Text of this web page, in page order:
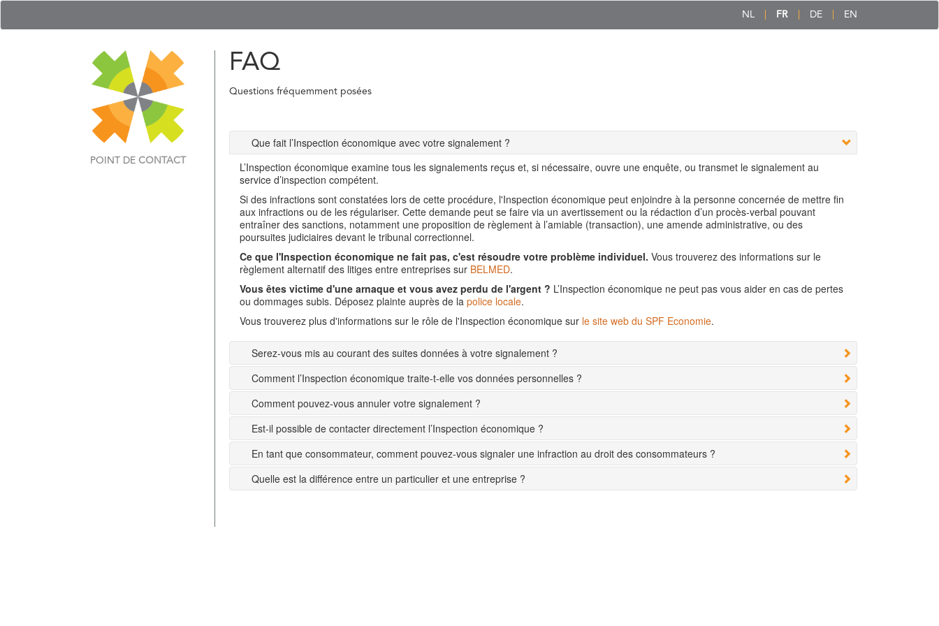
NL FR DE EN
POINT DE CONTACT
FAQ
Questions fréquemment posées
Que fait l’Inspection économique avec votre signalement ?
L’Inspection économique examine tous les signalements reçus et, si nécessaire, ouvre une enquête, ou transmet le signalement au
service d’inspection compétent.
Si des infractions sont constatées lors de cette procédure, l'Inspection économique peut enjoindre à la personne concernée de mettre fin
aux infractions ou de les régulariser. Cette demande peut se faire via un avertissement ou la rédaction d’un procès-verbal pouvant
entraîner des sanctions, notamment une proposition de règlement à l’amiable (transaction), une amende administrative, ou des
poursuites judiciaires devant le tribunal correctionnel.
Ce que l'Inspection économique ne fait pas, c'est résoudre votre problème individuel. Vous trouverez des informations sur le
règlement alternatif des litiges entre entreprises sur BELMED.
Vous êtes victime d'une arnaque et vous avez perdu de l'argent ? L’Inspection économique ne peut pas vous aider en cas de pertes
ou dommages subis. Déposez plainte auprès de la police locale.
Vous trouverez plus d'informations sur le rôle de l'Inspection économique sur le site web du SPF Economie.
Serez-vous mis au courant des suites données à votre signalement ?
Comment l’Inspection économique traite-t-elle vos données personnelles ?
Comment pouvez-vous annuler votre signalement ?
Est-il possible de contacter directement l’Inspection économique ?
En tant que consommateur, comment pouvez-vous signaler une infraction au droit des consommateurs ?
Quelle est la différence entre un particulier et une entreprise ?